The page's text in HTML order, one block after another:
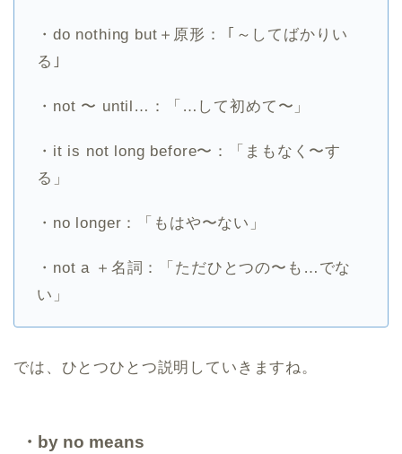
・do nothing but＋原形： ｢～してばかりい
る｣
・not 〜 until…：「…して初めて〜」
・it is not long before〜：「まもなく〜す
る」
・no longer：「もはや〜ない」
・not a ＋名詞：「ただひとつの〜も…でな
い」
では、ひとつひとつ説明していきますね。
・by no means